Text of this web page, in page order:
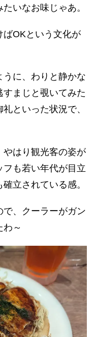
いなお味じゃあ。
ばOKという文化が
うに、わりと静かな
まじと覗いてみた
といった状況で、
はり観光客の姿が
も若い年代が目立
立されている感。
で、クーラーがガン
～